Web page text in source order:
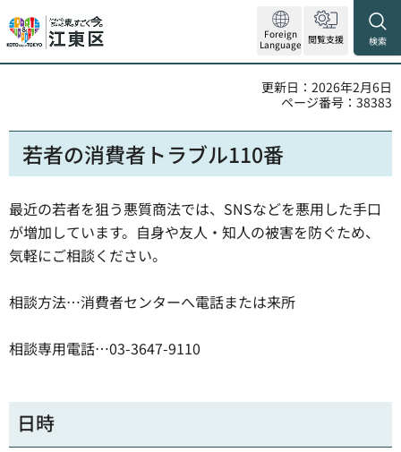
Foreign
Language 閲覧支援 検索
更新日：2026年2月6日
ページ番号：38383
若者の消費者トラブル110番
最近の若者を狙う悪質商法では、SNSなどを悪用した手口
が増加しています。自身や友人・知人の被害を防ぐため、
気軽にご相談ください。
相談方法…消費者センターへ電話または来所
相談専用電話…03-3647-9110
日時